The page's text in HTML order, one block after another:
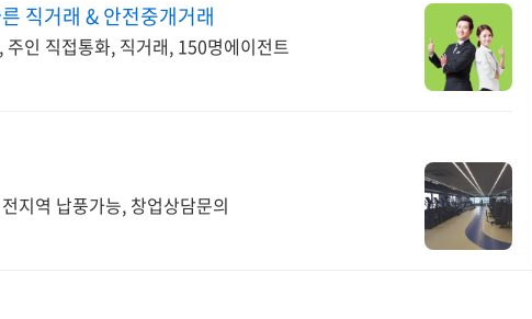
직거래 & 안전중개거래
인 직접통화, 직거래, 150명에이전트
지역 납풍가능, 창업상담문의